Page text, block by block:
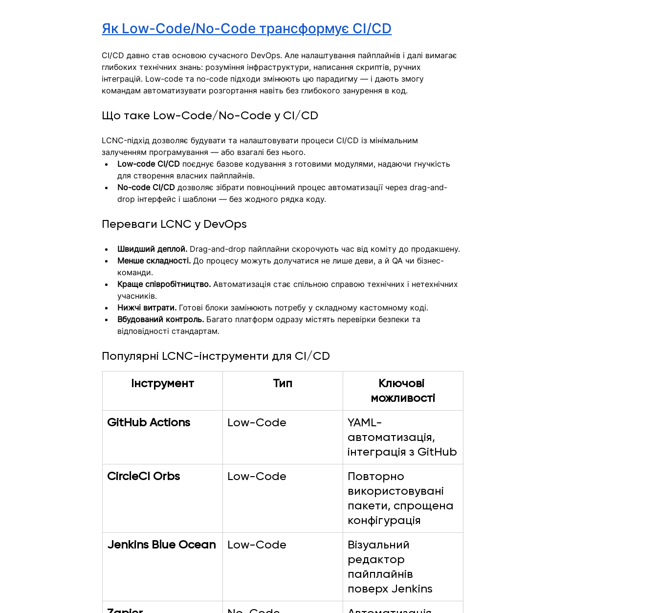
Як Low-Code/No-Code трансформує CI/CD
CI/CD давно став основою сучасного DevOps. Але налаштування пайплайнів і далі вимагає
глибоких технічних знань: розуміння інфраструктури, написання скриптів, ручних
інтеграцій. Low-code та no-code підходи змінюють цю парадигму — і дають змогу
командам автоматизувати розгортання навіть без глибокого занурення в код.
Що таке Low-Code/No-Code у CI/CD
LCNC-підхід дозволяє будувати та налаштовувати процеси CI/CD із мінімальним
залученням програмування — або взагалі без нього.
Low-code CI/CD поєднує базове кодування з готовими модулями, надаючи гнучкість
для створення власних пайплайнів.
No-code CI/CD дозволяє зібрати повноцінний процес автоматизації через drag-and-
drop інтерфейс і шаблони — без жодного рядка коду.
Переваги LCNC у DevOps
Швидший деплой. Drag-and-drop пайплайни скорочують час від коміту до продакшену.
Менше складності. До процесу можуть долучатися не лише деви, а й QA чи бізнес-
команди.
Краще співробітництво. Автоматизація стає спільною справою технічних і нетехнічних
учасників.
Нижчі витрати. Готові блоки замінюють потребу у складному кастомному коді.
Вбудований контроль. Багато платформ одразу містять перевірки безпеки та
відповідності стандартам.
Популярні LCNC-інструменти для CI/CD
Інструмент
Тип
Ключові
можливості
GitHub Actions
Low-Code
YAML-
автоматизація,
інтеграція з GitHub
CircleCI Orbs
Low-Code
Повторно
використовувані
пакети, спрощена
конфігурація
Jenkins Blue Ocean
Low-Code
Візуальний
редактор
пайплайнів
поверх Jenkins